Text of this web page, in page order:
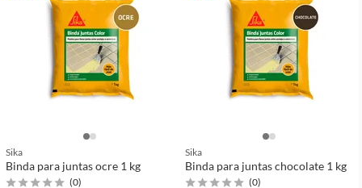
Sika
Binda para juntas ocre 1 kg
(0)
Sika
Binda para juntas chocolate 1 kg
(0)